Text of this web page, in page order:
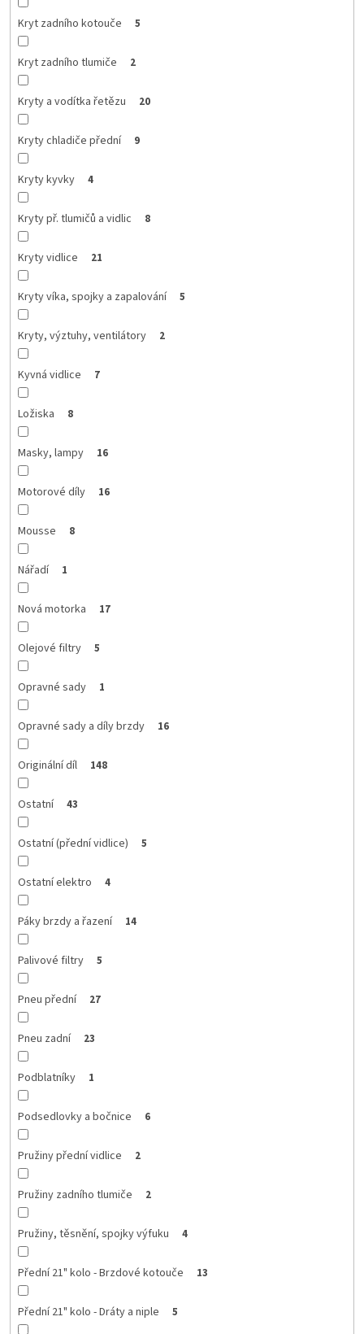
Kryt zadního kotouče 5
Kryt zadního tlumiče 2
Kryty a vodítka řetězu 20
Kryty chladiče přední 9
Kryty kyvky 4
Kryty př. tlumičů a vidlic 8
Kryty vidlice 21
Kryty víka, spojky a zapalování 5
Kryty, výztuhy, ventilátory 2
Kyvná vidlice 7
Ložiska 8
Masky, lampy 16
Motorové díly 16
Mousse 8
Nářadí 1
Nová motorka 17
Olejové filtry 5
Opravné sady 1
Opravné sady a díly brzdy 16
Originální díl 148
Ostatní 43
Ostatní (přední vidlice) 5
Ostatní elektro 4
Páky brzdy a řazení 14
Palivové filtry 5
Pneu přední 27
Pneu zadní 23
Podblatníky 1
Podsedlovky a bočnice 6
Pružiny přední vidlice 2
Pružiny zadního tlumiče 2
Pružiny, těsnění, spojky výfuku 4
Přední 21" kolo - Brzdové kotouče 13
Přední 21" kolo - Dráty a niple 5